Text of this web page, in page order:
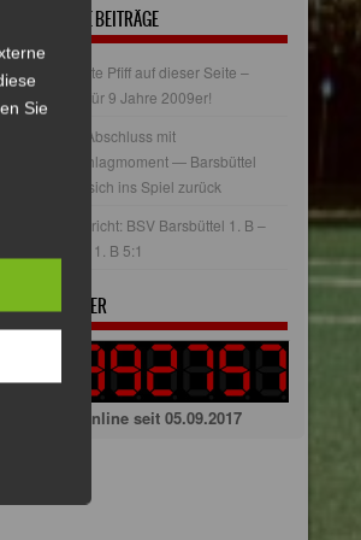
NEUESTE BEITRÄGE
Der letzte Pfiff auf dieser Seite –
Danke für 9 Jahre 2009er!
Derby-Abschluss mit
Herzschlagmoment — Barsbüttel
kämpft sich ins Spiel zurück
Spielbericht: BSV Barsbüttel 1. B –
Victoria 1. B 5:1
BESUCHER
Online seit 05.09.2017
Sie